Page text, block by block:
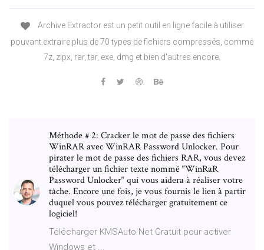
Archive Extractor est un petit outil en ligne facile à utiliser
pouvant extraire plus de 70 types de fichiers compressés, comme
7z, zipx, rar, tar, exe, dmg et bien d'autres encore.
Méthode # 2: Cracker le mot de passe des fichiers
WinRAR avec WinRAR Password Unlocker. Pour
pirater le mot de passe des fichiers RAR, vous devez
télécharger un fichier texte nommé “WinRaR
Password Unlocker“ qui vous aidera à réaliser votre
tâche. Encore une fois, je vous fournis le lien à partir
duquel vous pouvez télécharger gratuitement ce
logiciel!
Télécharger KMSAuto Net Gratuit pour activer
Windows et ...